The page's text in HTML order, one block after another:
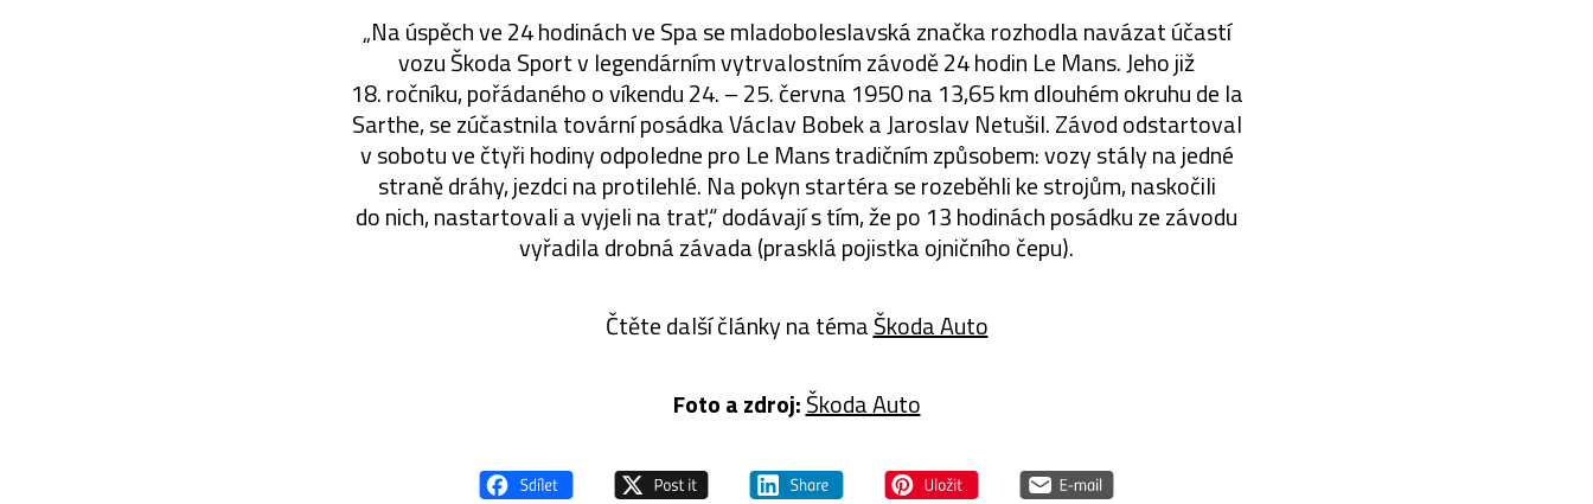
„Na úspěch ve 24 hodinách ve Spa se mladoboleslavská značka rozhodla navázat účastí
vozu Škoda Sport v legendárním vytrvalostním závodě 24 hodin Le Mans. Jeho již
18. ročníku, pořádaného o víkendu 24. – 25. června 1950 na 13,65 km dlouhém okruhu de la
Sarthe, se zúčastnila tovární posádka Václav Bobek a Jaroslav Netušil. Závod odstartoval
v sobotu ve čtyři hodiny odpoledne pro Le Mans tradičním způsobem: vozy stály na jedné
straně dráhy, jezdci na protilehlé. Na pokyn startéra se rozeběhli ke strojům, naskočili
do nich, nastartovali a vyjeli na trať,“ dodávají s tím, že po 13 hodinách posádku ze závodu
vyřadila drobná závada (prasklá pojistka ojničního čepu).
Čtěte další články na témaŠkoda Auto
Foto a zdroj:Škoda Auto